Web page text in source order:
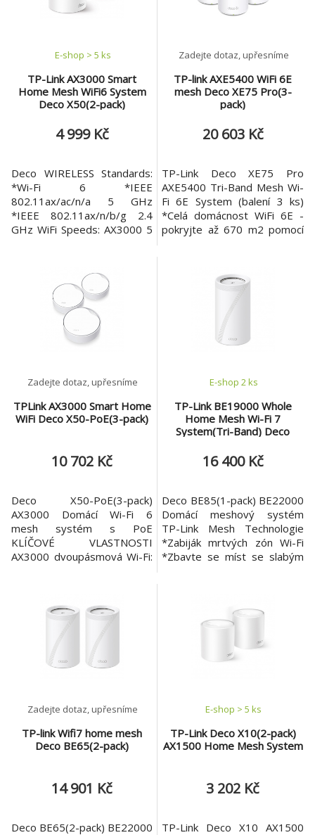
S těmito nároky roste i požadavek na kvalitní WiFi pokrytí.
Jedním z možných řešení jsou zařízení označována jakoTP-link
DECO , která se vyznačují jednoduchou instalací a jsou
primárně určená do domácností, rodinných domů nebo do
menších kanceláří.Instalaci hravě zvládnete pomocí aplikace v
V aplikaci budete mít i přehled o
můžete výhodně zakoupit v předpřipravených setech, kdy
jsou jednotlivé prvky již spárované. Samozřejmě, že můžete
jednotlivé komponenty DECO dokupovat podle potřeby
TP-Link AX3000 Smart
Home Mesh WiFi6 System
Deco X50(2-pack)
E-shop > 5 ks
4 999 Kč
Deco WIRELESS Standards:
*Wi-Fi 6 *IEEE
802.11ax/ac/n/a 5 GHz
*IEEE 802.11ax/n/b/g 2.4
GHz WiFi Speeds: AX3000 5
(802.11ax) WiFi Range: 4-6+
Bedroom Houses (3-pack)
TP-Link Mesh Technology
Optional Ethernet backhaul
work together to link Deco
units to provide seamless
TP-link AXE5400 WiFi 6E
mesh Deco XE75 Pro(3-
pack)
Zadejte dotaz, upřesníme
20 603 Kč
TP-Link Deco XE75 Pro
AXE5400 Tri-Band Mesh Wi-
Fi 6E System (balení 3 ks)
*Celá domácnost WiFi 6E -
pokryjte až 670 m2 pomocí
bufferování být minulostí
*Zcela nové pásmo 6 GHz -
frekvenci WiFi, která eliminuje
rušení od všech starších
zařízení. Pásmo 6 GHz také
TPLink AX3000 Smart Home
WiFi Deco X50-PoE(3-pack)
Zadejte dotaz, upřesníme
10 702 Kč
Deco X50-PoE(3-pack)
AX3000 Domácí Wi-Fi 6
mesh systém s PoE
KLÍČOVÉ VLASTNOSTI
AX3000 dvoupásmová Wi-Fi:
jej na desku stolu nebo jej
příslušenstvím. Podpora PoE:
Power over Ethernet pro
TP-Link BE19000 Whole
Home Mesh Wi-Fi 7
System(Tri-Band) Deco
E-shop 2 ks
16 400 Kč
Deco BE85(1-pack) BE22000
Domácí meshový systém
TP-Link Mesh Technologie
*Zabiják mrtvých zón Wi-Fi
*Zbavte se míst se slabým
bezproblémového roamingu,
adaptivního směrování a
automatického odstranění
problémů. *Již žádné hledání
TP-link Wifi7 home mesh
Deco BE65(2-pack)
Zadejte dotaz, upřesníme
14 901 Kč
Deco BE65(2-pack) BE22000
TP-Link Deco X10(2-pack)
AX1500 Home Mesh System
E-shop > 5 ks
3 202 Kč
TP-Link Deco X10 AX1500